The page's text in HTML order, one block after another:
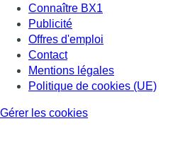
Connaître BX1
Publicité
Offres d'emploi
Contact
Mentions légales
Politique de cookies (UE)
Gérer les cookies